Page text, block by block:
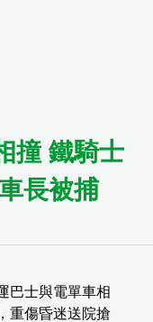
撞 鐵騎士
長被捕
巴士與電單車相
重傷昏迷送院搶